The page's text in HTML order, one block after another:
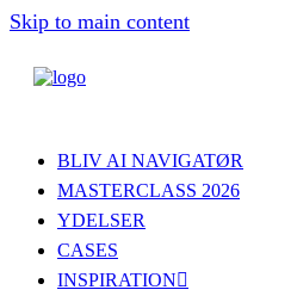
Skip to main content
BLIV AI NAVIGATØR
MASTERCLASS 2026
YDELSER
CASES
INSPIRATION